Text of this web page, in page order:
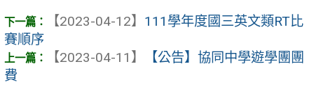
【2023-04-12】 111學年度國三英文類RT比
賽順序
【2023-04-11】
【公告】協同中學遊學團團
費